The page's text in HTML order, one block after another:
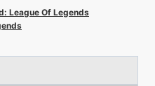
League Of Legends